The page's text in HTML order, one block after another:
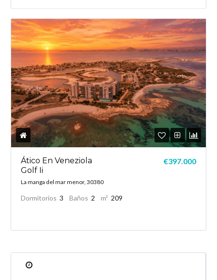
Ático En Veneziola
Golf Ii
La manga del mar menor, 30380
€397.000
Dormitorios 3 Baños 2 m² 209